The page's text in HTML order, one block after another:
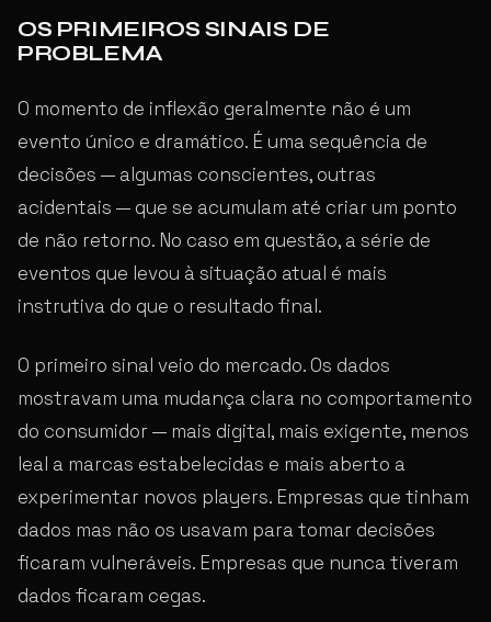
OS PRIMEIROS SINAIS DE
PROBLEMA
O momento de inflexão geralmente não é um
evento único e dramático. É uma sequência de
decisões — algumas conscientes, outras
acidentais — que se acumulam até criar um ponto
de não retorno. No caso em questão, a série de
eventos que levou à situação atual é mais
instrutiva do que o resultado final.
O primeiro sinal veio do mercado. Os dados
mostravam uma mudança clara no comportamento
do consumidor — mais digital, mais exigente, menos
leal a marcas estabelecidas e mais aberto a
experimentar novos players. Empresas que tinham
dados mas não os usavam para tomar decisões
ficaram vulneráveis. Empresas que nunca tiveram
dados ficaram cegas.